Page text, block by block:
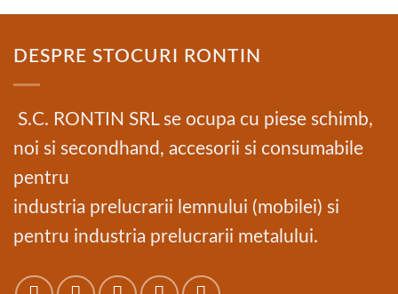
DESPRE STOCURI RONTIN
S.C. RONTIN SRL se ocupa cu piese schimb,
noi si secondhand, accesorii si consumabile
pentru
industria prelucrarii lemnului (mobilei) si
pentru industria prelucrarii metalului.